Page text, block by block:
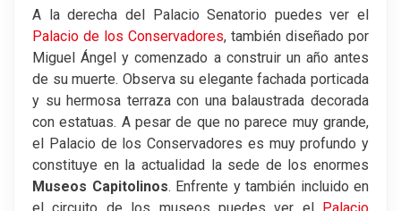
A la derecha del Palacio Senatorio puedes ver el
Palacio de los Conservadores, también diseñado por
Miguel Ángel y comenzado a construir un año antes
de su muerte. Observa su elegante fachada porticada
y su hermosa terraza con una balaustrada decorada
con estatuas. A pesar de que no parece muy grande,
el Palacio de los Conservadores es muy profundo y
constituye en la actualidad la sede de los enormes
Museos Capitolinos. Enfrente y también incluido en